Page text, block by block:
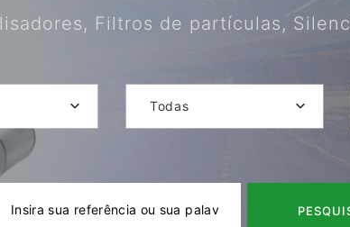
Filtros de partículas,
Todas